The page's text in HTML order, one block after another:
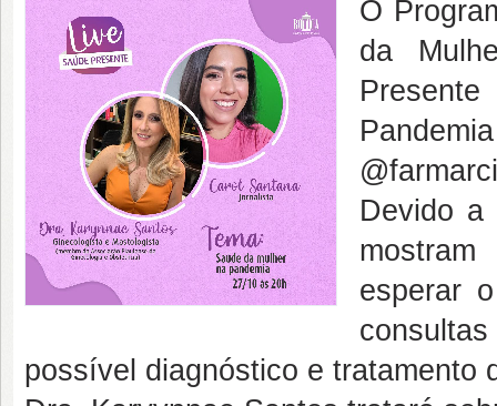
O
da
Devido a
esperar
possível diagnóstico e tratamento